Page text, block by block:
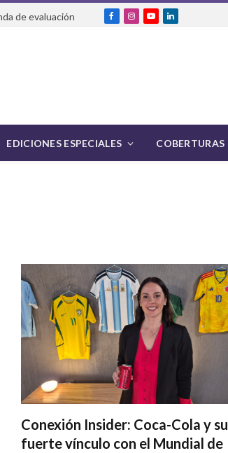
de evaluación
FacebookInstagram
YouTubeLinkedIn
EDICIONES ESPECIALES COBERTURAS
Conexión Insider: Coca-Cola y su
fuerte vínculo con el Mundial de